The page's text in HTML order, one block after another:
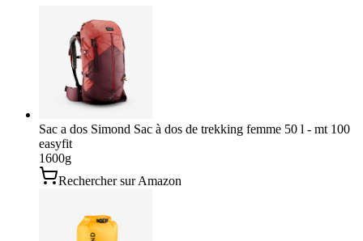
Sac a dos Simond Sac à dos de trekking femme 50 l - mt 100
easyfit
1600g
Rechercher sur Amazon